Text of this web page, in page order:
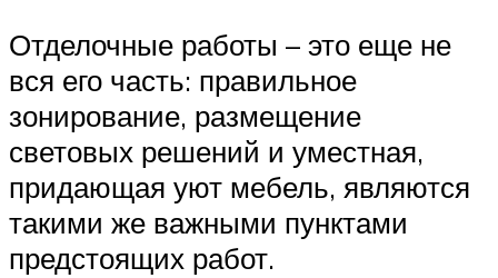
Отделочные работы – это еще не
вся его часть: правильное
зонирование, размещение
световых решений и уместная,
придающая уют мебель, являются
такими же важными пунктами
предстоящих работ.